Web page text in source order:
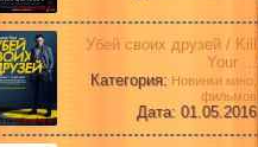
Убей своих друзей / Kill
Your ...
Категория: Новинки кино,
фильмов
Дата: 01.05.2016